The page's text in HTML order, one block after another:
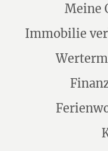
Meine
Immobilie